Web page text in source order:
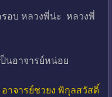
อบ หลวงพี่น่ะ หลวงพี่
นอาจารย์หน่อย
าจารย์ชวยง พิกุลสวัสดิ์